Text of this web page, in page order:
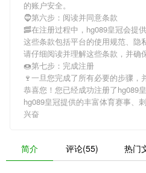
的账户安全。
🧔第六步：阅读并同意条款
🥓在注册过程中， hg089皇冠会提
这些条款包括平台的使用规范、隐
请仔细阅读并理解这些条款，并确
🍩第七步：完成注册
🍷一旦您完成了所有必要的步骤，
恭喜您！您已经成功注册了hg089
hg089皇冠提供的丰富体育赛事、
兴奋
简介 评论(55) 热门